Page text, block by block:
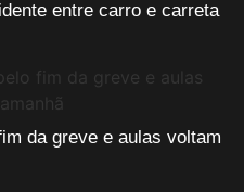
entre carro e carreta
da greve e aulas voltam